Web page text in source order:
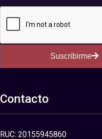
Suscribirme
Contacto
RUC: 20155945860